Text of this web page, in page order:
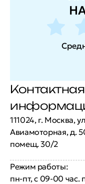
Контактная
111024, г. Москва,
Авиамоторная, д.
помещ. 30/2
Режим работы:
пн-пт, с 09-00 час.